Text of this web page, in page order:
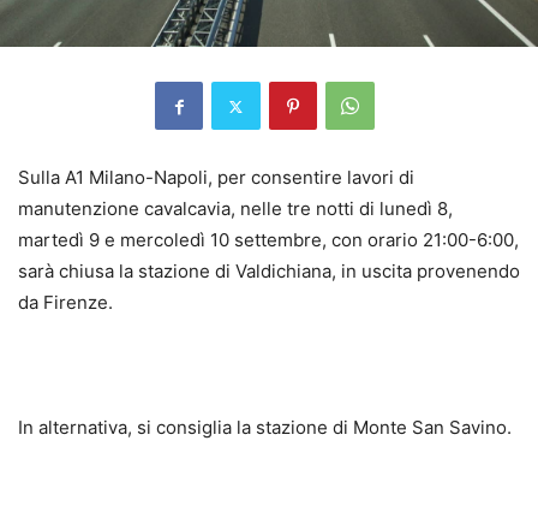
Sulla A1 Milano-Napoli, per consentire lavori di
manutenzione cavalcavia, nelle tre notti di lunedì 8,
martedì 9 e mercoledì 10 settembre, con orario 21:00-6:00,
sarà chiusa la stazione di Valdichiana, in uscita provenendo
da Firenze.
In alternativa, si consiglia la stazione di Monte San Savino.